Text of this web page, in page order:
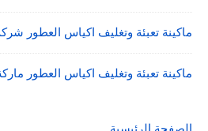
ماكينة تعبئة وتغليف اكياس العطور
ماكينة تعبئة وتغليف اكياس العطور